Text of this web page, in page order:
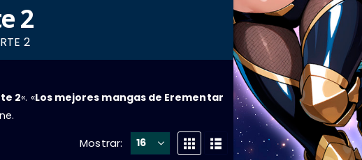
2
2
2«. «Los mejores mangas de Erementar
Mostrar: